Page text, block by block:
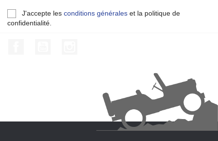
J'accepte les conditions générales et la politique de
confidentialité.